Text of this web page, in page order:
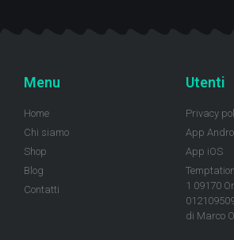
Menu
Home
Chi siamo
Shop
Blog
Contatti
Utenti
Privacy
App
App iOS
1 09170
di Marco